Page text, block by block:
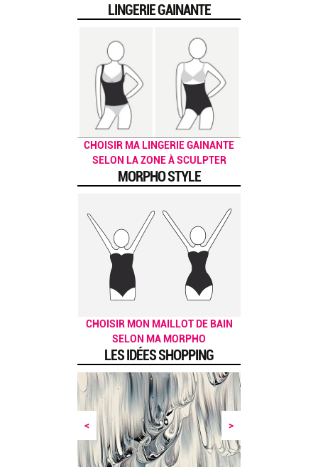
LINGERIE GAINANTE
CHOISIR MA LINGERIE GAINANTE
SELON LA ZONE À SCULPTER
MORPHO STYLE
CHOISIR MON MAILLOT DE BAIN
SELON MA MORPHO
LES IDÉES SHOPPING
< >